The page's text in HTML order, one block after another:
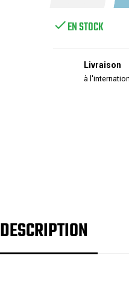
EN STOCK
Livraison
à
DESCRIPTION